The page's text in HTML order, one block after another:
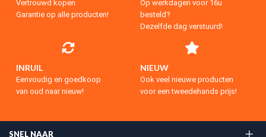
Vertrouwd kopen
Garantie op alle producten!
Op werkdagen voor 16u
besteld?
Dezelfde dag verstuurd!
INRUIL
Eenvoudig en goedkoop
van oud naar nieuw!
NIEUW
Ook veel nieuwe producten
voor een tweedehands prijs!
SNEL NAAR